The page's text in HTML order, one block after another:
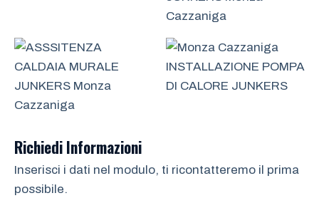
Richiedi Informazioni
Inserisci i dati nel modulo, ti ricontatteremo il prima
possibile.